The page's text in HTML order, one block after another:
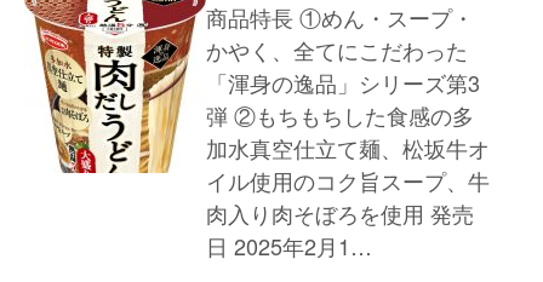
商品特長 ①めん・スープ・
かやく、全てにこだわった
「渾身の逸品」シリーズ第3
弾 ②もちもちした食感の多
加水真空仕立て麺、松坂牛オ
イル使用のコク旨スープ、牛
肉入り肉そぼろを使用 発売
日 2025年2月1…